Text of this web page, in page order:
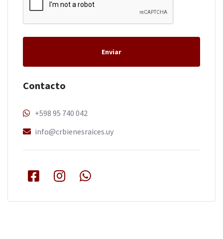
Enviar
Contacto
+598 95 740 042
info@crbienesraices.uy